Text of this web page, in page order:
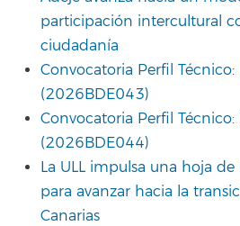
participación intercultural
ciudadanía
Convocatoria Perfil
(2026BDE043)
Convocatoria Perfil
(2026BDE044)
La ULL impulsa una hoja
para avanzar hacia la
Canarias